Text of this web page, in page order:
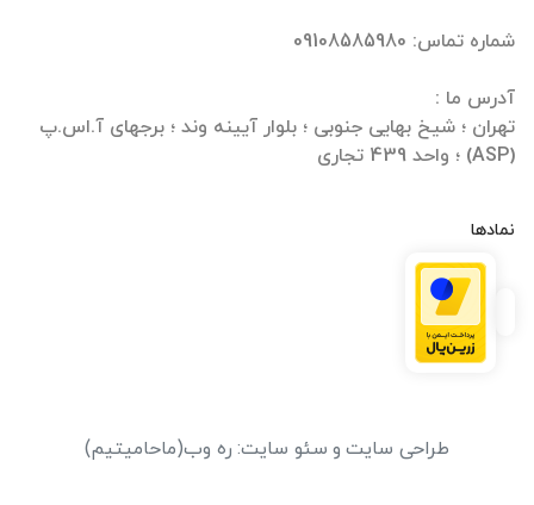
تهران ؛ شیخ بهایی جنوبی ؛ بلوار آیینه وند ؛ برجهای آ.اس.پ
(ASP) ؛ واحد 439 تجاری
نمادها
طراحی سایت و سئو سایت: ره وب(ماحامیتیم)